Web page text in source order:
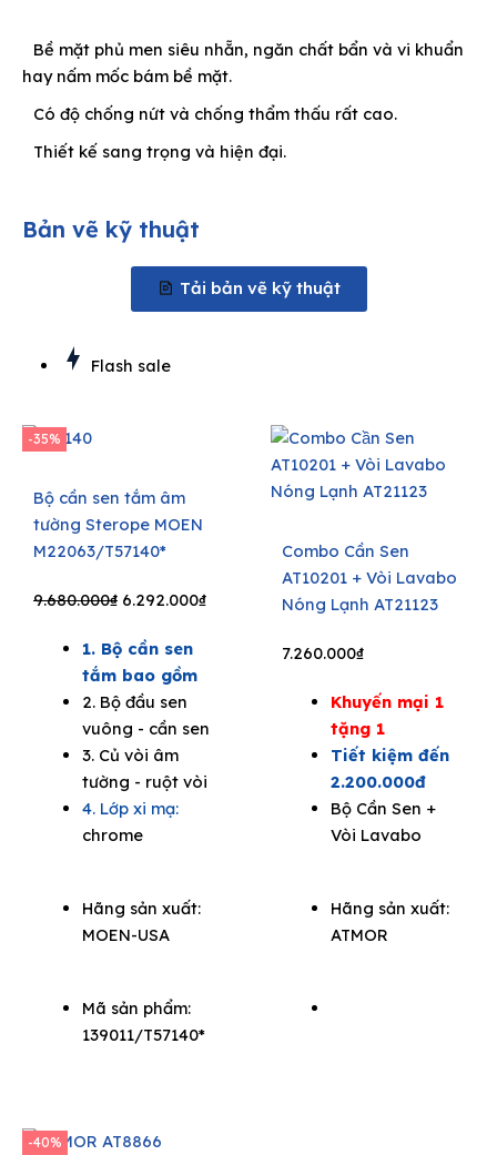
Bề mặt phủ men siêu nhẵn, ngăn chất bẩn và vi khuẩn
hay nấm mốc bám bề mặt.
Có độ chống nứt và chống thẩm thấu rất cao.
Thiết kế sang trọng và hiện đại.
Bản vẽ kỹ thuật
Tải bản vẽ kỹ thuật
Flash sale
-35%
Bộ cần sen tắm âm
tường Sterope MOEN
M22063/T57140*
9.680.000₫ Original
was:
9.680.000₫.
6.292.000₫Current
1. Bộ cần sen
tắm bao gồm
2. Bộ đầu sen
vuông - cần sen
3. Củ vòi âm
tường - ruột vòi
4. Lớp xi mạ:
chrome
Hãng sản xuất:
MOEN-USA
Mã sản phẩm:
139011/T57140*
Combo Cần Sen
AT10201 + Vòi Lavabo
Nóng Lạnh AT21123
7.260.000₫
Khuyến mại 1
tặng 1
Tiết kiệm đến
2.200.000đ
Bộ Cần Sen +
Vòi Lavabo
Hãng sản xuất:
ATMOR
-40%